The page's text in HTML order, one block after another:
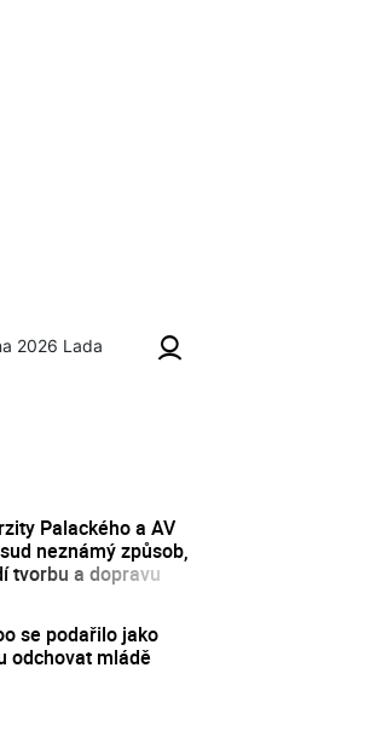
2026 Lada
Palackého a AV
neznámý způsob,
tvorbu a dopravu
se podařilo jako
odchovat mládě